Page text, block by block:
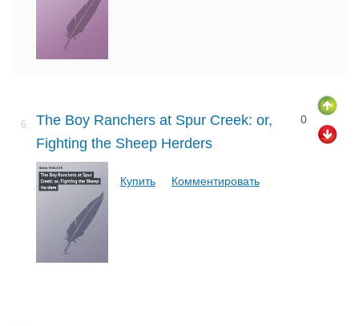
6.
The Boy Ranchers at Spur Creek: or,
Fighting the Sheep Herders
0
Купить Комментировать